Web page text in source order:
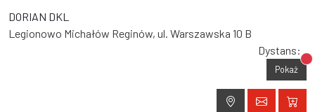
DORIAN DKL
Legionowo Michałów Reginów, ul. Warszawska 10 B
Dystans:
Pokaż